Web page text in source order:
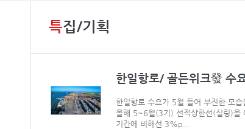
특집/기획
한일항로/ 골든위크發 수
한일항로 수요가 5월 들어 부진한 모
올해 5~6월(3기) 선적상한선(실링)
기간에 비해선 3%p...